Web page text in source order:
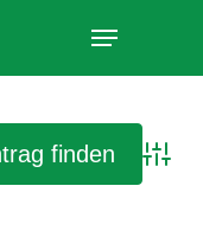
Menu
Close